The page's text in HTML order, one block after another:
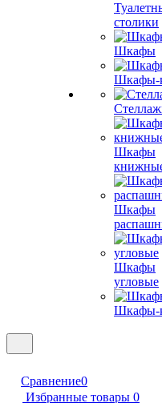
столики
Шкафы
Шкафы-
Шкафы
Шкафы
Шкафы
угловые
Шкафы-
Сравнение0
Избранные товары 0